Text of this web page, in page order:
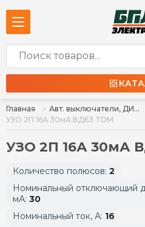
Главная Авт. выключатели, ДИФ, УЗО, ВН
УЗО 2П 16А 30мА ВД63 TDM
УЗО 2П 16А 30мА
Количество полюсов: 2
Номинальный отключающий
мА: 30
Номинальный ток, А: 16